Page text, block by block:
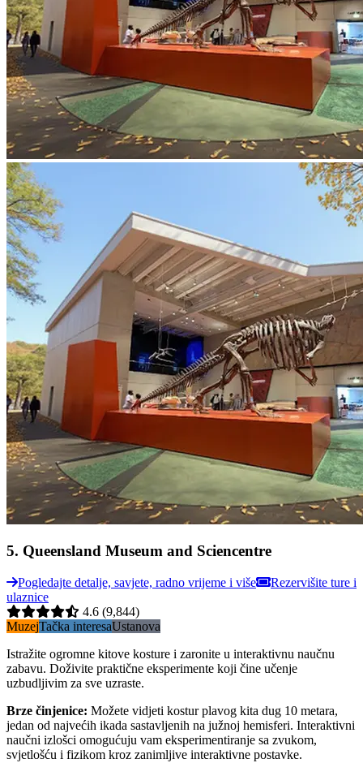
5. Queensland Museum and Sciencentre
Pogledajte detalje, savjete, radno vrijeme i više
Rezervišite ture i
ulaznice
4.6 (9,844)
MuzejTačka interesaUstanova
Istražite ogromne kitove kosture i zaronite u interaktivnu naučnu
zabavu. Doživite praktične eksperimente koji čine učenje
uzbudljivim za sve uzraste.
Brze činjenice: Možete vidjeti kostur plavog kita dug 10 metara,
jedan od najvećih ikada sastavljenih na južnoj hemisferi. Interaktivni
naučni izlošci omogućuju vam eksperimentiranje sa zvukom,
svjetlošću i fizikom kroz zanimljive interaktivne postavke.